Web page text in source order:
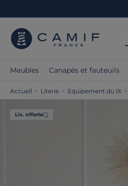
Meubles Canapés et fauteuils
Accueil > Literie > Equipement du lit >
Liv. offerte